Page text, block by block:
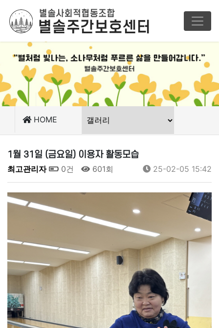
HOME
1월 31일 (금요일) 이용자 활동모습
최고관리자 0건 601회 25-02-05 15:42